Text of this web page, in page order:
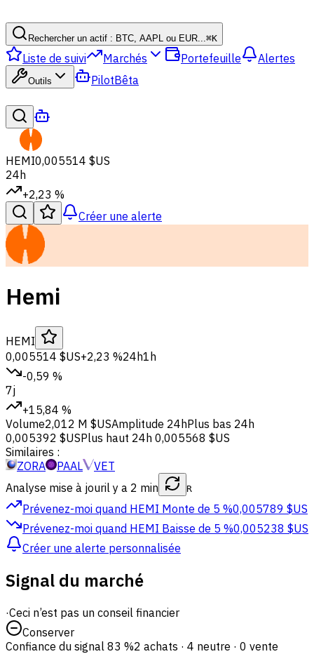
Rechercher un actif : BTC, AAPL ou EUR...⌘K
Liste de suivi Marchés Portefeuille Alertes
Outils PilotBêta
HEMI0,005514 $US
24h
+2,23 %
Créer une alerte
Hemi
HEMI
0,005514 $US+2,23 %24h1h
-0,59 %
7j
+15,84 %
Volume2,012 M $USAmplitude 24hPlus bas 24h
0,005392 $USPlus haut 24h 0,005568 $US
Similaires :
ZORA
PAAL
VET
Analyse mise à jouril y a 2 min R
Prévenez-moi quand HEMI Monte de 5 %0,005789 $US
Prévenez-moi quand HEMI Baisse de 5 %0,005238 $US
Créer une alerte personnalisée
Signal du marché
·Ceci n’est pas un conseil financier
Conserver
Confiance du signal 83 %2 achats · 4 neutre · 0 vente